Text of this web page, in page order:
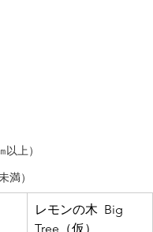
上）
満）
レモンの木  Big
Tree（仮）